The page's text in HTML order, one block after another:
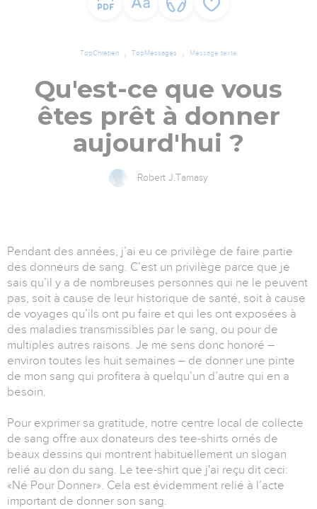
TopChrétien TopMessages Message texte
Qu'est-ce que vous
êtes prêt à donner
aujourd'hui ?
Robert J.Tamasy
Pendant des années, j’ai eu ce privilège de faire partie
des donneurs de sang. C’est un privilège parce que je
sais qu’il y a de nombreuses personnes qui ne le peuvent
pas, soit à cause de leur historique de santé, soit à cause
de voyages qu’ils ont pu faire et qui les ont exposées à
des maladies transmissibles par le sang, ou pour de
multiples autres raisons. Je me sens donc honoré –
environ toutes les huit semaines – de donner une pinte
de mon sang qui profitera à quelqu’un d’autre qui en a
besoin.
Pour exprimer sa gratitude, notre centre local de collecte
de sang offre aux donateurs des tee-shirts ornés de
beaux dessins qui montrent habituellement un slogan
relié au don du sang. Le tee-shirt que j'ai reçu dit ceci:
«Né Pour Donner». Cela est évidemment relié à l’acte
important de donner son sang.